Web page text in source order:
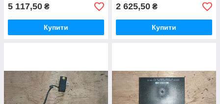
5 117,50 ₴
Купити
2 625,50 ₴
Купити